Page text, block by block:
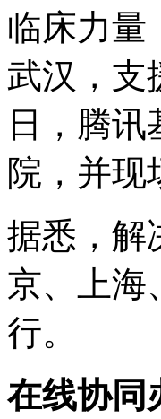
临床力量
武汉，支
日，腾
院，并现
据悉，解
京、上海
行。
在线协同